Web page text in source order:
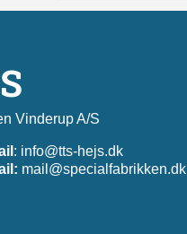
Vinderup A/S
: info@tts-hejs.dk
mail@specialfabrikken.dk